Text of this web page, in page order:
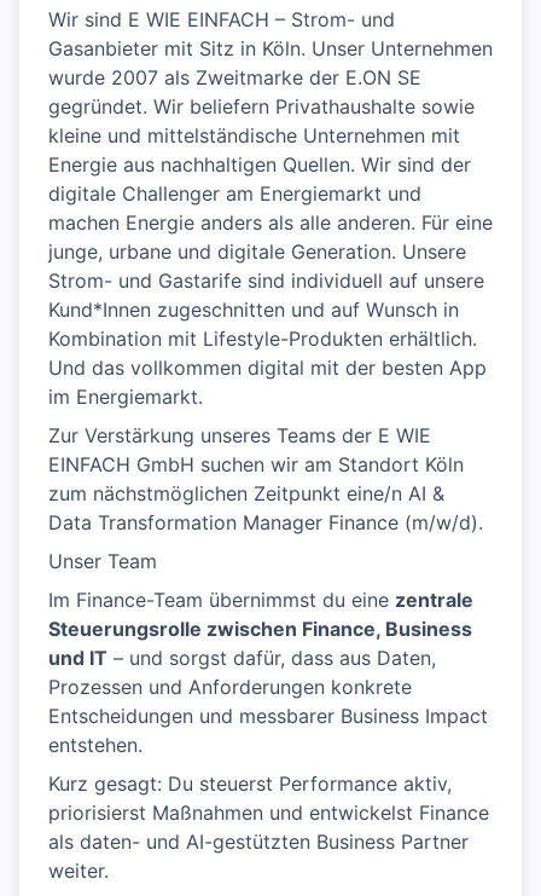
Wir sind E WIE EINFACH – Strom- und
Gasanbieter mit Sitz in Köln. Unser Unternehmen
wurde 2007 als Zweitmarke der E.ON SE
gegründet. Wir beliefern Privathaushalte sowie
kleine und mittelständische Unternehmen mit
Energie aus nachhaltigen Quellen. Wir sind der
digitale Challenger am Energiemarkt und
machen Energie anders als alle anderen. Für eine
junge, urbane und digitale Generation. Unsere
Strom- und Gastarife sind individuell auf unsere
Kund*Innen zugeschnitten und auf Wunsch in
Kombination mit Lifestyle-Produkten erhältlich.
Und das vollkommen digital mit der besten App
im Energiemarkt.
Zur Verstärkung unseres Teams der E WIE
EINFACH GmbH suchen wir am Standort Köln
zum nächstmöglichen Zeitpunkt eine/n AI &
Data Transformation Manager Finance (m/w/d).
Unser Team
Im Finance-Team übernimmst du eine zentrale
Steuerungsrolle zwischen Finance, Business
und IT – und sorgst dafür, dass aus Daten,
Prozessen und Anforderungen konkrete
Entscheidungen und messbarer Business Impact
entstehen.
Kurz gesagt: Du steuerst Performance aktiv,
priorisierst Maßnahmen und entwickelst Finance
als daten- und AI-gestützten Business Partner
weiter.